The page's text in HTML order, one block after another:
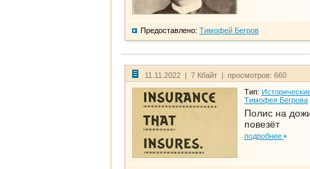
Предоставлено: Тимофей Бегров
11.11.2022 | 7 Кбайт | просмотров: 660
Тип:
Тимофея Бегрова
Полис на
повезёт
подробнее